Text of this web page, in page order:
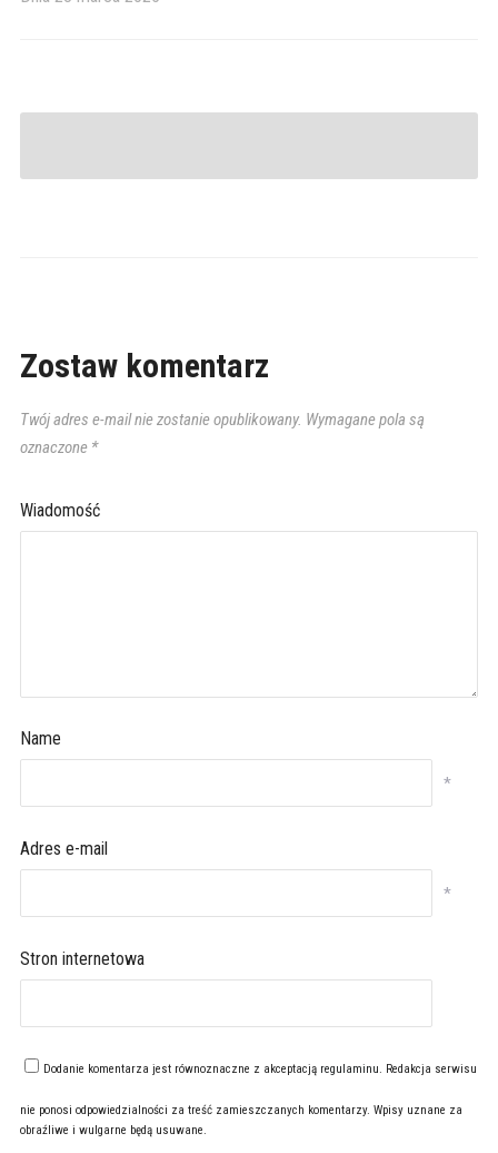
Zostaw komentarz
Twój adres e-mail nie zostanie opublikowany. Wymagane pola są
oznaczone *
Wiadomość
Name
*
Adres e-mail
*
Stron internetowa
Dodanie komentarza jest równoznaczne z akceptacją regulaminu. Redakcja serwisu
nie ponosi odpowiedzialności za treść zamieszczanych komentarzy. Wpisy uznane za
obraźliwe i wulgarne będą usuwane.